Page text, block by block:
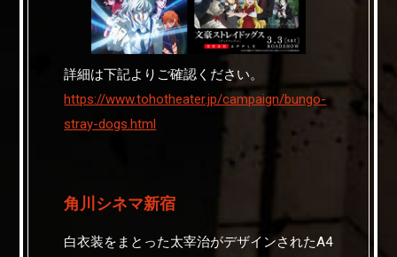
詳細は下記よりご確認ください。
https://www.tohotheater.jp/campaign/bungo-
stray-dogs.html
角川シネマ新宿
白衣装をまとった太宰治がデザインされたA4